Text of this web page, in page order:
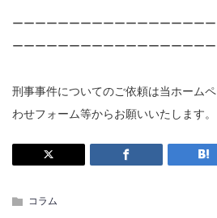
ーーーーーーーーーーーーーーーーー
ーーーーーーーーーーーーーーーーー
刑事事件についてのご依頼は当ホーム
わせフォーム等からお願いいたします。
コラム